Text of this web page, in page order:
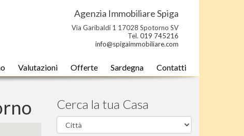
Agenzia Immobiliare Spiga
Via Garibaldi 1 17028 Spotorno SV
Tel. 019 745216
info@spigaimmobiliare.com
Valutazioni Offerte Sardegna Contatti
Cerca la tua Casa